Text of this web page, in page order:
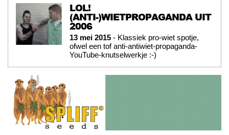
LOL!
(ANTI-)WIETPROPAGANDA UIT
2006
13 mei 2015 - Klassiek pro-wiet spotje,
ofwel een tof anti-antiwiet-propaganda-
YouTube-knutselwerkje :-)